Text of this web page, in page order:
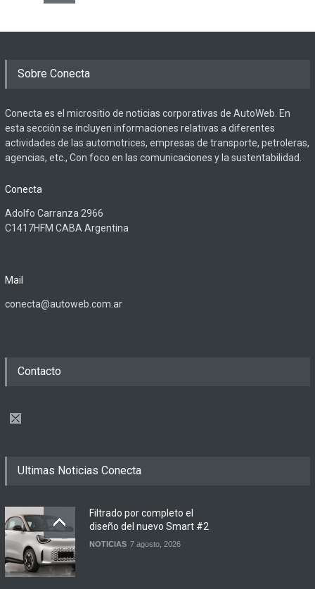
Sobre Conecta
Conecta es el micrositio de noticias corporativas de AutoWeb. En
esta sección se incluyen informaciones relativas a diferentes
actividades de las automotrices, empresas de transporte, petroleras,
agencias, etc., Con foco en las comunicaciones y la sustentabilidad.
Conecta
Adolfo Carranza 2966
C1417HFM CABA Argentina
Mail
conecta@autoweb.com.ar
Contacto
Ultimas Noticias Conecta
Filtrado por completo el
diseño del nuevo Smart #2
NOTICIAS 7 agosto, 2026